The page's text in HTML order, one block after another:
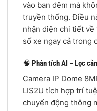
vào ban đêm mà
truyền thống. Điều
nhận diện chi tiết
số xe ngay cả trong
🧠 Phân tích AI – Lọc
Camera IP Dome
LIS2U tích hợp trí
chuyển động thông